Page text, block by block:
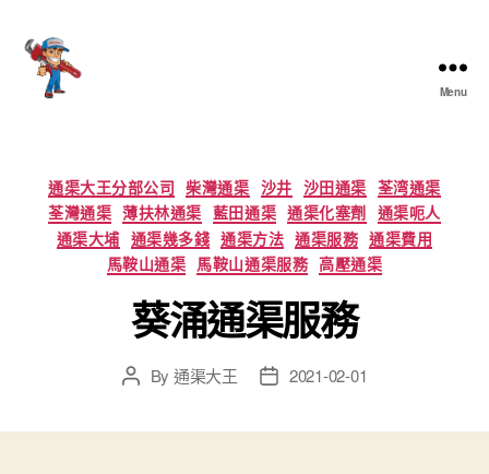
Menu
Categories
通渠大王分部公司 柴灣通渠 沙井 沙田通渠 荃湾通渠
荃灣通渠 薄扶林通渠 藍田通渠 通渠化塞劑 通渠呃人
通渠大埔 通渠幾多錢 通渠方法 通渠服務 通渠費用
馬鞍山通渠 馬鞍山通渠服務 高壓通渠
葵涌通渠服務
PostBy 通渠大王
Post2021-02-01